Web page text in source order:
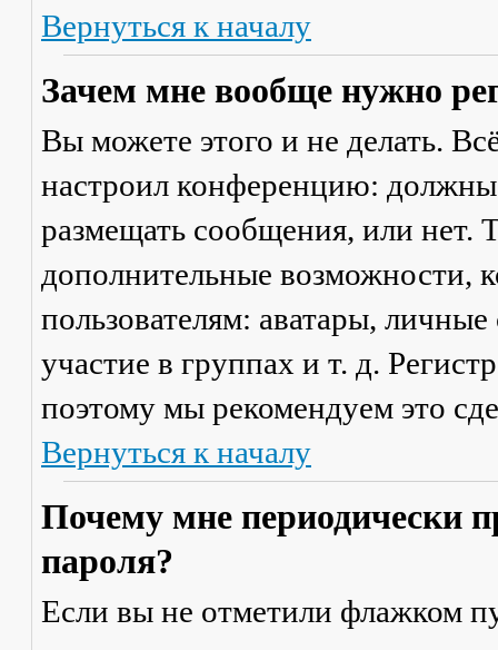
Вернуться к началу
Зачем мне вообще нужно
Вы можете этого и не делать.
настроил конференцию: должны
размещать сообщения, или нет.
дополнительные возможности,
пользователям: аватары,
участие в группах и т. д.
поэтому мы рекомендуем это
Вернуться к началу
Почему мне периодически
пароля?
Если вы не отметили флажком